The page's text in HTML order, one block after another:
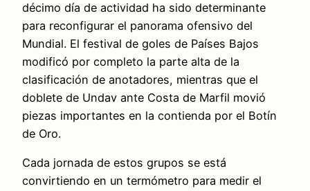
décimo día de actividad ha sido determinante
para reconfigurar el panorama ofensivo del
Mundial. El festival de goles de Países Bajos
modificó por completo la parte alta de la
clasificación de anotadores, mientras que el
doblete de Undav ante Costa de Marfil movió
piezas importantes en la contienda por el Botín
de Oro.
Cada jornada de estos grupos se está
convirtiendo en un termómetro para medir el